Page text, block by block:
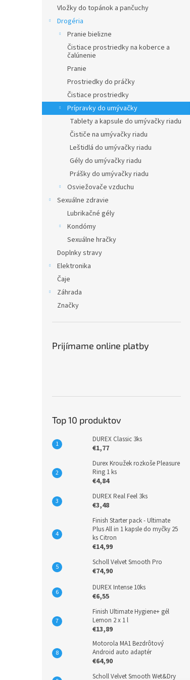
Vložky do topánok a pančuchy
Drogéria
Pranie bielizne
Čistiace prostriedky na koberce a
čalúnenie
Pranie
Prostriedky do práčky
Čistiace prostriedky
Prípravky do umývačky
Tablety a kapsule do umývačky riadu
Čističe na umývačky riadu
Leštidlá do umývačky riadu
Gély do umývačky riadu
Prášky do umývačky riadu
Osviežovače vzduchu
Sexuálne zdravie
Lubrikačné gély
Kondómy
Sexuálne hračky
Doplnky stravy
Elektronika
Čaje
Záhrada
Značky
Prijímame online platby
Top 10 produktov
DUREX Classic 3ks
€1,77
Durex Kroužek rozkoše Pleasure
Ring 1 ks
€4,84
DUREX Real Feel 3ks
€3,48
Finish Starter pack - Ultimate
Plus All in 1 kapsle do myčky 25
ks Citron
€14,99
Scholl Velvet Smooth Pro
€74,90
DUREX Intense 10ks
€6,55
Finish Ultimate Hygiene+ gél
Lemon 2 x 1 l
€13,89
Motorola MA1 Bezdrôtový
Android auto adaptér
€64,90
Scholl Velvet Smooth Wet&Dry